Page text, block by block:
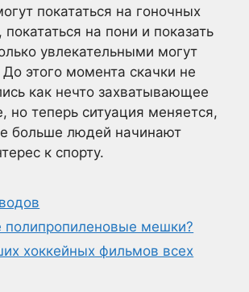
покататься на гоночных
покататься на пони и показать
увлекательными могут
этого момента скачки не
как нечто захватывающее
но теперь ситуация меняется,
больше людей начинают
к спорту.
полипропиленовые мешки?
хоккейных фильмов всех